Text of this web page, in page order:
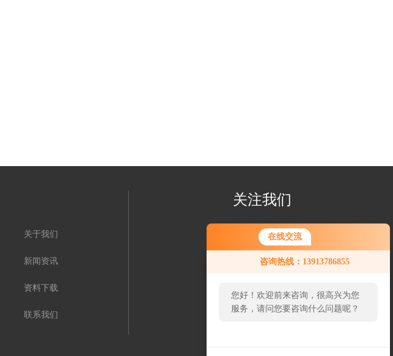
在线交流
咨询热线：13913786855
您好！欢迎前来咨询，很高兴为您
服务，请问您要咨询什么问题呢？
关于我们
新闻资讯
资料下载
联系我们
关注我们
欢迎您关注我们的微信公众号